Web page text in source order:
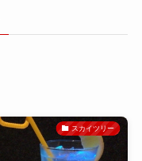
スカイツリー